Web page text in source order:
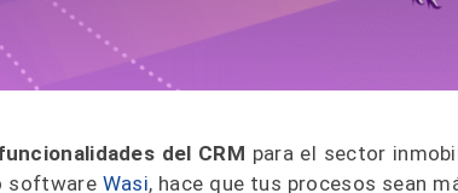
del CRM para el sector
software Wasi, hace que tus procesos sean